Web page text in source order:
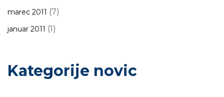
marec 2011 (7)
januar 2011 (1)
Kategorije novic